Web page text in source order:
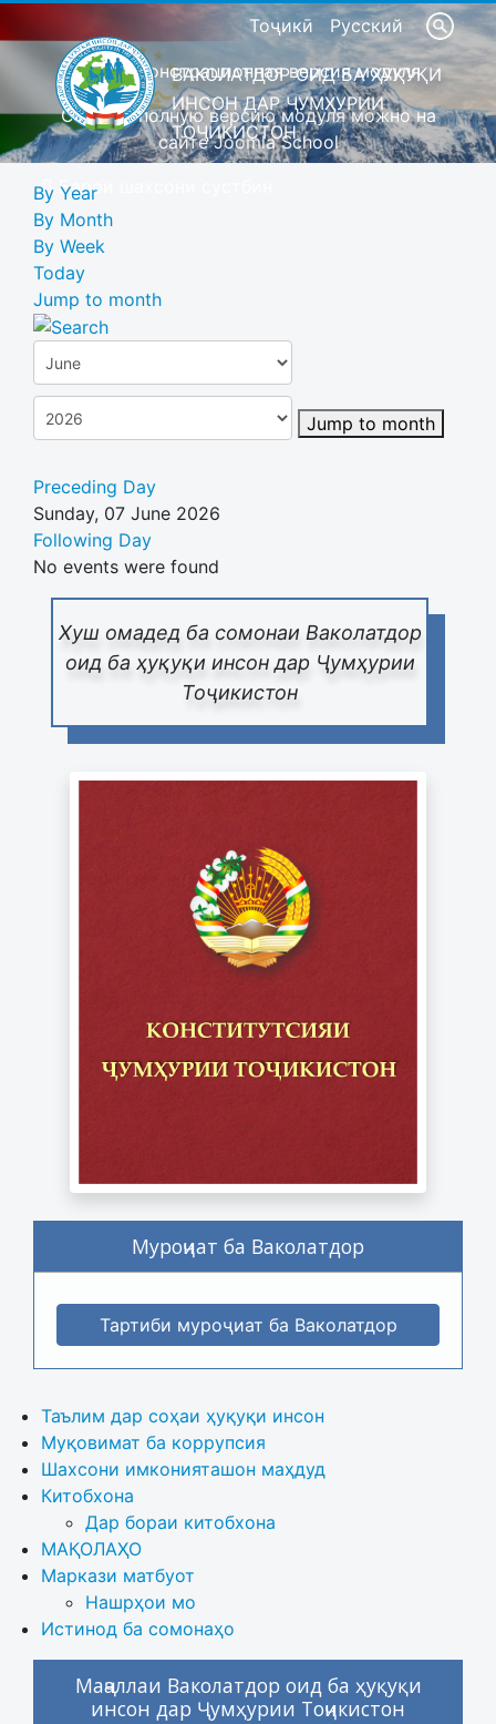
Тоҷикӣ Русский
Это демонстрационная версия модуля
Скачать полную версию модуля можно на
сайте Joomla School
Барои шахсони сустбин
ВАКОЛАТДОР ОИД БА ҲУҚУҚИ
ИНСОН ДАР ҶУМҲУРИИ
ТОҶИКИСТОН
Хуш омадед ба сомонаи Ваколатдор
оид ба ҳуқуқи инсон дар Ҷумҳурии
Тоҷикистон
Муроҷиат ба Ваколатдор
Тартиби муроҷиат ба Ваколатдор
Таълим дар соҳаи ҳуқуқи инсон
Муқовимат ба коррупсия
Шахсони имконияташон маҳдуд
Китобхона
Дар бораи китобхона
МАҚОЛАҲО
Маркази матбуот
Нашрҳои мо
Истинод ба сомонаҳо
Маҷаллаи Ваколатдор оид ба ҳуқуқи
инсон дар Ҷумҳурии Тоҷикистон
By Year
By Month
By Week
Today
Jump to month
Jump to month
Preceding Day
Sunday, 07 June 2026
Following Day
No events were found